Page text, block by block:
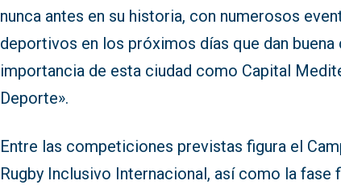
nunca antes en su historia, con numerosos
deportivos en los próximos días que dan buena
importancia de esta ciudad como Capital
Deporte».
Entre las competiciones previstas figura el
Rugby Inclusivo Internacional, así como la fase